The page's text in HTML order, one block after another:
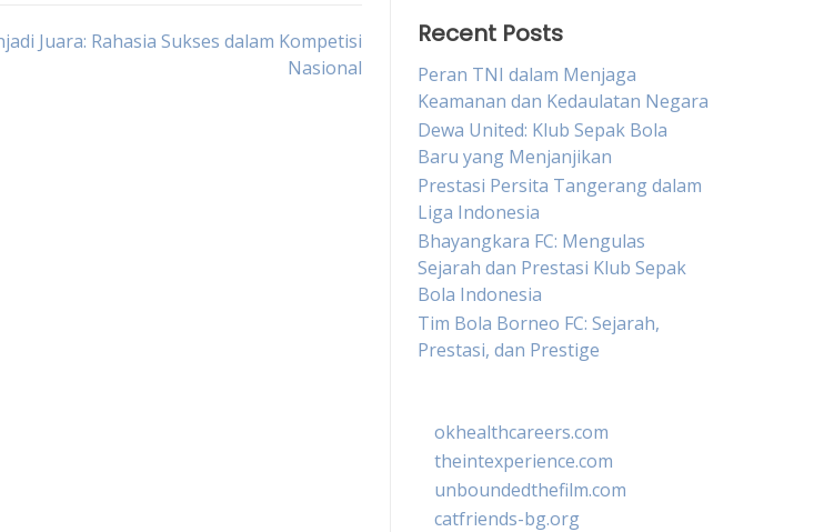
Juara: Rahasia Sukses dalam Kompetisi
Nasional
Recent Posts
Peran TNI dalam Menjaga
Keamanan dan Kedaulatan Negara
Dewa United: Klub Sepak Bola
Baru yang Menjanjikan
Prestasi Persita Tangerang dalam
Liga Indonesia
Bhayangkara FC: Mengulas
Sejarah dan Prestasi Klub Sepak
Bola Indonesia
Tim Bola Borneo FC: Sejarah,
Prestasi, dan Prestige
okhealthcareers.com
theintexperience.com
unboundedthefilm.com
catfriends-bg.org